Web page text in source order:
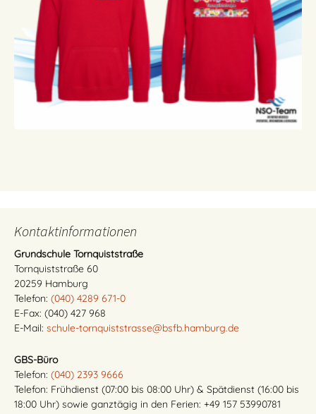
Kontaktinformationen
Grundschule Tornquiststraße
Tornquiststraße 60
20259 Hamburg
Telefon: (040) 4289 671-0
E-Fax: (040) 427 968
E-Mail: schule-tornquiststrasse@bsfb.hamburg.de
GBS-Büro
Telefon: (040) 2393 9666
Telefon: Frühdienst (07:00 bis 08:00 Uhr) & Spätdienst (16:00 bis
18:00 Uhr) sowie ganztägig in den Ferien: +49 157 53990781